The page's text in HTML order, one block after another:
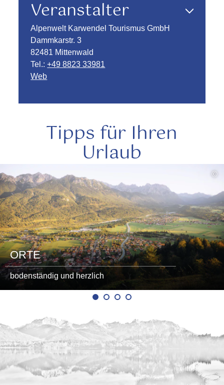
Veranstalter
Alpenwelt Karwendel Tourismus GmbH
Dammkarstr. 3
82481 Mittenwald
Tel.:+49 8823 33981
Web
Tipps für Ihren
Urlaub
©
ORTE
bodenständig und herzlich